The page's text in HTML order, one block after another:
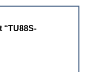
“TU88S-